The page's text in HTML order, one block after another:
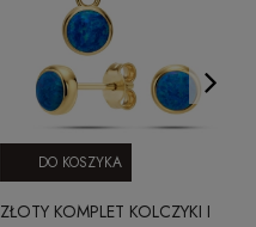
ZŁOTY KOMPLET KOLCZYKI I
DO KOSZYKA